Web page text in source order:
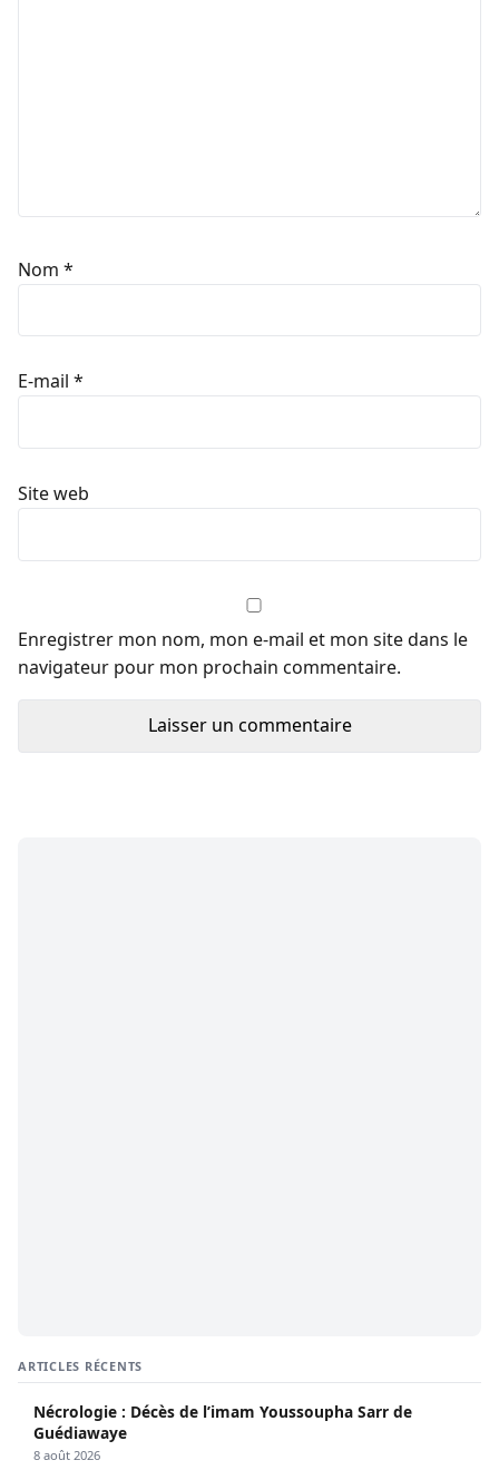
Nom *
E-mail *
Site web
Enregistrer mon nom, mon e-mail et mon site dans le
navigateur pour mon prochain commentaire.
ARTICLES RÉCENTS
Nécrologie : Décès de l’imam Youssoupha Sarr de
Guédiawaye
8 août 2026